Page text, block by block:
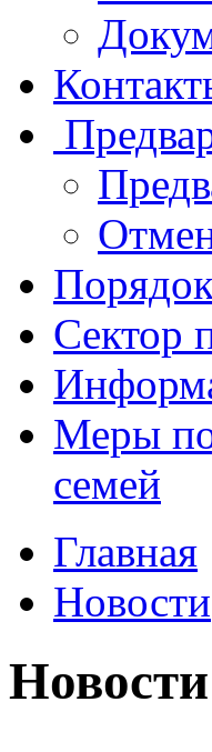
Сектор
Меры
семей
Главная
Новости
Новости